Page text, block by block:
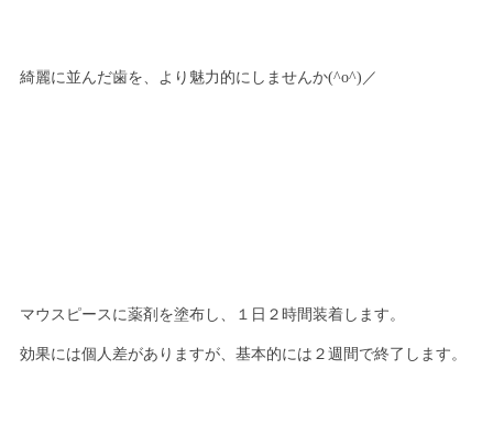
綺麗に並んだ歯を、より魅力的にしませんか(^o^)／
マウスピースに薬剤を塗布し、１日２時間装着します。
効果には個人差がありますが、基本的には２週間で終了します。